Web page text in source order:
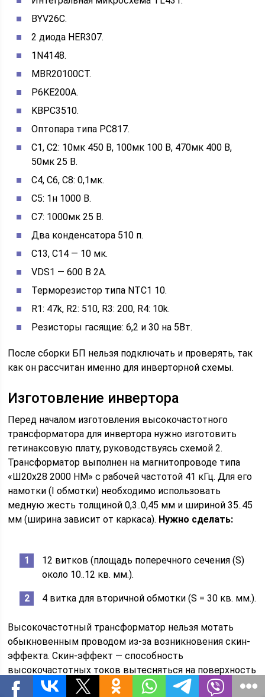
BYV26C.
2 диода HER307.
1N4148.
MBR20100CT.
P6KE200A.
KBPC3510.
Оптопара типа PC817.
С1, С2: 10мк 450 В, 100мк 100 В, 470мк 400 В,
50мк 25 В.
C4, C6, C8: 0,1мк.
C5: 1н 1000 В.
С7: 1000мк 25 В.
Два конденсатора 510 п.
C13, C14 — 10 мк.
VDS1 — 600 В 2А.
Терморезистор типа NTC1 10.
R1: 47k, R2: 510, R3: 200, R4: 10k.
Резисторы гасящие: 6,2 и 30 на 5Вт.
После сборки БП нельзя подключать и проверять, так
как он рассчитан именно для инверторной схемы.
Изготовление инвертора
Перед началом изготовления высокочастотного
трансформатора для инвертора нужно изготовить
гетинаксовую плату, руководствуясь схемой 2.
Трансформатор выполнен на магнитопроводе типа
«Ш20х28 2000 НМ» с рабочей частотой 41 кГц. Для его
намотки (I обмотки) необходимо использовать
медную жесть толщиной 0,3..0,45 мм и шириной 35..45
мм (ширина зависит от каркаса). Нужно сделать:
12 витков (площадь поперечного сечения (S)
около 10..12 кв. мм.).
4 витка для вторичной обмотки (S = 30 кв. мм.).
Высокочастотный трансформатор нельзя мотать
обыкновенным проводом из-за возникновения скин-
эффекта. Скин-эффект — способность
высокочастотных токов вытесняться на поверхность
проводника, тем самым нагревая его. Вторичные